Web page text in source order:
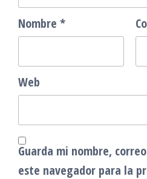
Nombre *
Web
Guarda mi nombre,
este navegador para la